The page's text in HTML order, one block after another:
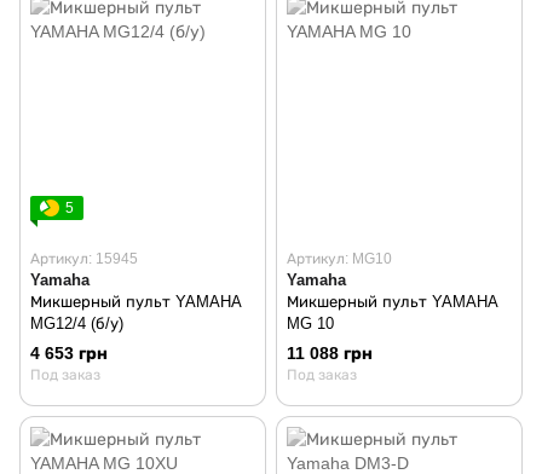
5
Артикул: 15945
Yamaha
Микшерный пульт YAMAHA
MG12/4 (б/у)
4 653 грн
Под заказ
Артикул: MG10
Yamaha
Микшерный пульт YAMAHA
MG 10
11 088 грн
Под заказ